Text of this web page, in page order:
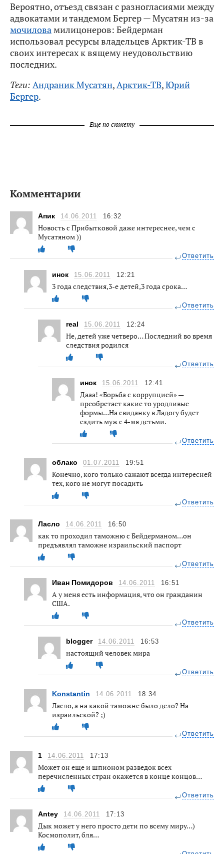
Вероятно, отъезд связан с разногласиями между
адвокатами и тандемом Бергер — Мусатян из-за
мочиловамилицонеров: Бейдерман
использовал ресурсы владельцев Арктик-ТВ в
своих интересах к вящему неудовольствию
последних.
Теги: Андраник Мусатян,Арктик-ТВ,Юрий
Бергер.
Еще по сюжету
Комментарии
Апик 14.06.2011 16:32
Новость с Прибытковой даже интереснее, чем с
Мусатяном ))
Ответить
инок 15.06.2011 12:21
3 года следствия,3-е детей,3 года срока…
Ответить
real 15.06.2011 12:24
Не, детей уже четверо… Последний во время
следствия родился
Ответить
инок 15.06.2011 12:41
Дааа! «Борьба с коррупцией» —
преобретает какие то уродливые
формы…На свиданку в Ладогу будет
ездить муж с 4-мя детьми.
Ответить
облако 01.07.2011 19:51
Конечно, кого только сажают всегда интересней
тех, кого не могут посадить
Ответить
Ласло 14.06.2011 16:50
как то проходил таможню с Бейдерманом…он
предъявлял таможне израильский паспорт
Ответить
Иван Помидоров 14.06.2011 16:51
А у меня есть информация, что он гражданин
США.
Ответить
blogger 14.06.2011 16:53
настоящий человек мира
Ответить
Konstantin 14.06.2011 18:34
Ласло, а на какой таможне было дело? На
израильской? ;)
Ответить
1 14.06.2011 17:13
Может он еще и шпионом разведок всех
перечисленных стран окажется в конце концов…
Ответить
Antey 14.06.2011 17:13
Дык может у него просто дети по всему миру…)
Космополит, бля…